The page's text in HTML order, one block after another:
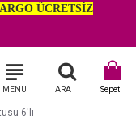
ÜCRETSİZ
6'lı